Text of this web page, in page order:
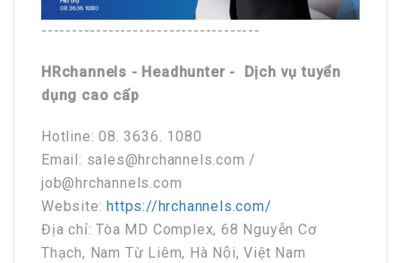
------------------------------------
HRchannels - Headhunter - Dịch vụ tuyển
dụng cao cấp
Hotline: 08. 3636. 1080
Email: sales@hrchannels.com /
job@hrchannels.com
Website:https://hrchannels.com/
Địa chỉ: Tòa MD Complex, 68 Nguyễn Cơ
Thạch, Nam Từ Liêm, Hà Nội, Việt Nam